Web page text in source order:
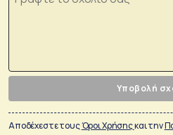
Υποβολή
Αποδέχεστε τουςΌροι Χρήσηςκαι την